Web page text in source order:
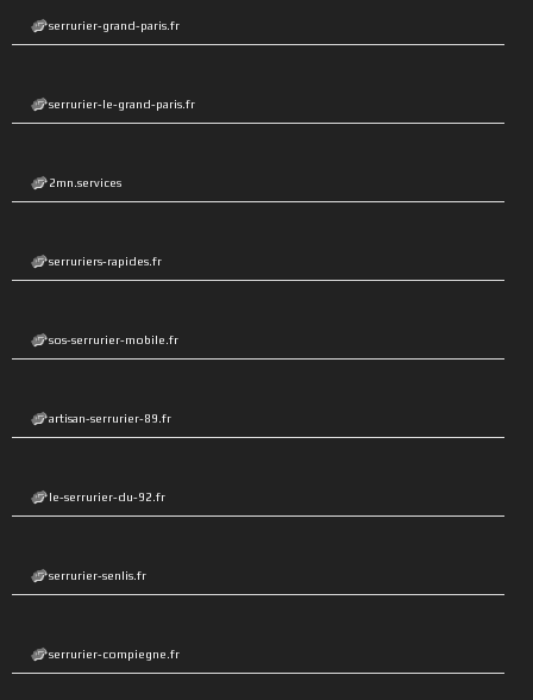
serrurier-grand-paris.fr
serrurier-le-grand-paris.fr
2mn.services
serruriers-rapides.fr
sos-serrurier-mobile.fr
artisan-serrurier-89.fr
le-serrurier-du-92.fr
serrurier-senlis.fr
serrurier-compiegne.fr